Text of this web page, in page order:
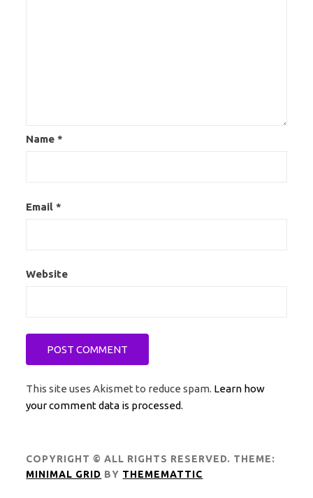
Name*
Email*
Website
This site uses Akismet to reduce spam. Learn how
your comment data is processed.
COPYRIGHT © ALL RIGHTS RESERVED. THEME:
MINIMAL GRID BY THEMEMATTIC